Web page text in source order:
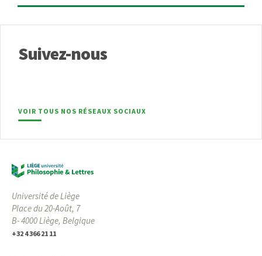
Suivez-nous
VOIR TOUS NOS RÉSEAUX SOCIAUX
Université de Liège
Place du 20-Août, 7
B- 4000 Liège, Belgique
+32 4 366 21 11